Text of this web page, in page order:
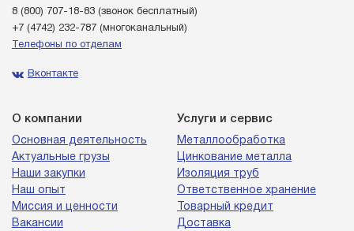
8 (800) 707-18-83 (звонок бесплатный)
+7 (4742) 232-787 (многоканальный)
Телефоны по отделам
Вконтакте
О компании
Основная деятельность
Актуальные грузы
Наши закупки
Наш опыт
Миссия и ценности
Вакансии
Услуги и сервис
Металлообработка
Цинкование металла
Изоляция труб
Ответственное хранение
Товарный кредит
Доставка